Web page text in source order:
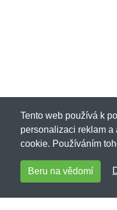
Tento web používá k
personalizaci reklam
cookie. Používáním
Beru na vědomí